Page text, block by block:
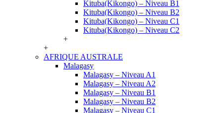
Kituba(Kikongo) – Niveau B1
Kituba(Kikongo) – Niveau B2
Kituba(Kikongo) – Niveau C1
Kituba(Kikongo) – Niveau C2
+
+
AFRIQUE AUSTRALE
Malagasy
Malagasy – Niveau A1
Malagasy – Niveau A2
Malagasy – Niveau B1
Malagasy – Niveau B2
Malagasy – Niveau C1